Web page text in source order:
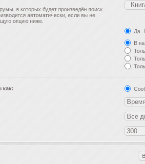
в которых будет произведён поиск.
автоматически, если вы не
опцию ниже.
Да
В
как: